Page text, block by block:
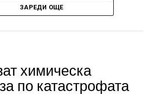
повреда на Х.С., която бе с
петия пръст на дясната ръка,
на здравето, неопасно за
37-годишният бе
наказание 1 година и 8 месеца
чието изпълнение бб отложено
ЗАРЕДИ ОЩЕ
химическа
по катастрофата